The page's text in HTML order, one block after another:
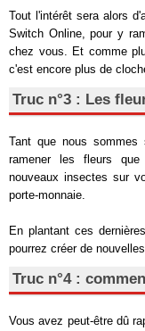
Tout l'intérêt sera alors
Switch Online, pour y
chez vous. Et comme
c'est encore plus de
Truc n°3 : Les
Tant que nous
ramener les fleurs
nouveaux insectes sur
porte-monnaie.
En plantant ces
pourrez créer de
Truc n°4 :
Vous avez peut-être dû